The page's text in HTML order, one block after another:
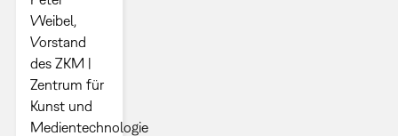
Weibel,
Vorstand
des ZKM |
Zentrum für
Kunst und
Medientechnologie